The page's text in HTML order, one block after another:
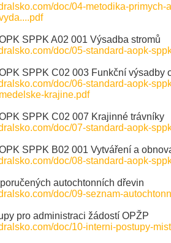
doc/04-metodika-
SPPK A02 001 Výsadba stromů
doc/05-standard-aopk-
SPPK C02 003 Funkční výsadby
doc/06-standard-aopk-
krajine.pdf
SPPK C02 007 Krajinné trávníky
doc/07-standard-aopk-
SPPK B02 001 Vytváření a
doc/08-standard-aopk-
autochtonních dřevin
doc/09-seznam-
pro administraci žádostí OPŽP
doc/10-interni-postupy-